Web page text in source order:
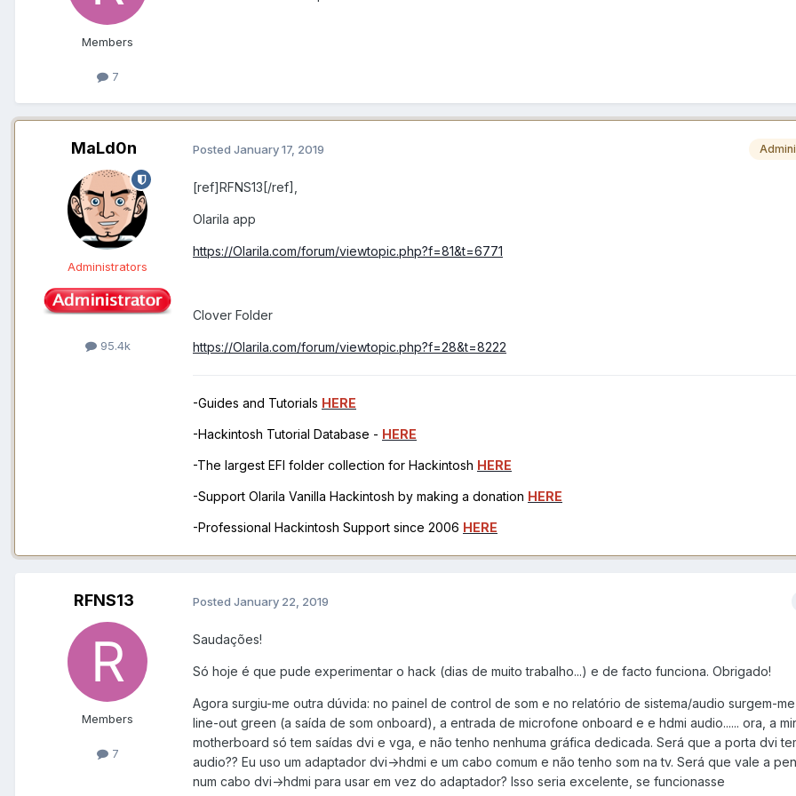
Members
7
MaLd0n
Administrators
95.4k
Posted January 17, 2019
[ref]RFNS13[/ref],
Olarila app
https://Olarila.com/forum/viewtopic.php?f=81&t=6771
Clover Folder
https://Olarila.com/forum/viewtopic.php?f=28&t=8222
-Guides and Tutorials HERE
-Hackintosh Tutorial Database - HERE
-The largest EFI folder collection for Hackintosh HERE
-Support Olarila Vanilla Hackintosh by making a donation HERE
-Professional Hackintosh Support since 2006 HERE
RFNS13
Members
7
Posted January 22, 2019
Saudações!
Só hoje é que pude experimentar o hack (dias de muito trabalho...) e de facto funciona. Obrigado!
Agora surgiu-me outra dúvida: no painel de control de som e no relatório de sistema/audio surgem-
line-out green (a saída de som onboard), a entrada de microfone onboard e e hdmi audio...... ora, a
motherboard só tem saídas dvi e vga, e não tenho nenhuma gráfica dedicada. Será que a porta dvi
audio?? Eu uso um adaptador dvi->hdmi e um cabo comum e não tenho som na tv. Será que vale a
num cabo dvi->hdmi para usar em vez do adaptador? Isso seria excelente, se funcionasse